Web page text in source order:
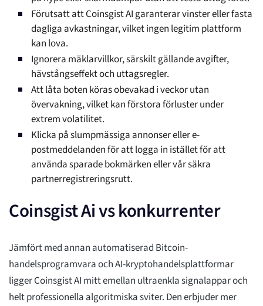
Förutsatt att Coinsgist AI garanterar vinster eller fasta
dagliga avkastningar, vilket ingen legitim plattform
kan lova.
Ignorera mäklarvillkor, särskilt gällande avgifter,
hävstångseffekt och uttagsregler.
Att låta boten köras obevakad i veckor utan
övervakning, vilket kan förstora förluster under
extrem volatilitet.
Klicka på slumpmässiga annonser eller e-
postmeddelanden för att logga in istället för att
använda sparade bokmärken eller vår säkra
partnerregistreringsrutt.
Coinsgist Ai vs konkurrenter
Jämfört med annan automatiserad Bitcoin-
handelsprogramvara och AI-kryptohandelsplattformar
ligger Coinsgist AI mitt emellan ultraenkla signalappar och
helt professionella algoritmiska sviter. Den erbjuder mer